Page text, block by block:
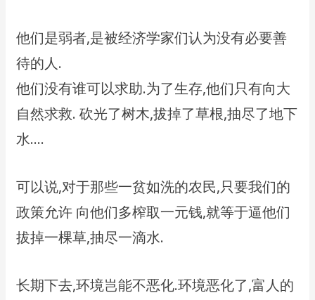
他们是弱者,是被经济学家们认为没有必要善
待的人.
他们没有谁可以求助.为了生存,他们只有向大
自然求救. 砍光了树木,拔掉了草根,抽尽了地下
水….
可以说,对于那些一贫如洗的农民,只要我们的
政策允许 向他们多榨取一元钱,就等于逼他们
拔掉一棵草,抽尽一滴水.
长期下去,环境岂能不恶化.环境恶化了,富人的